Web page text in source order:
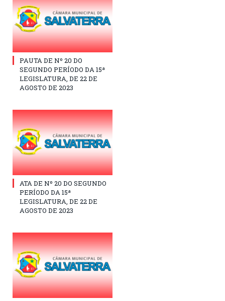
PAUTA DE Nº 20 DO
SEGUNDO PERÍODO DA 15ª
LEGISLATURA, DE 22 DE
AGOSTO DE 2023
ATA DE Nº 20 DO SEGUNDO
PERÍODO DA 15ª
LEGISLATURA, DE 22 DE
AGOSTO DE 2023